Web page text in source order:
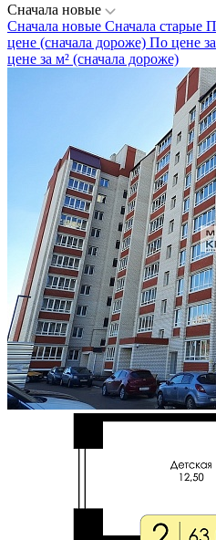
Сначала новые
Сначала новые Сначала старые
цене (сначала дороже) По цене
цене за м² (сначала дороже)